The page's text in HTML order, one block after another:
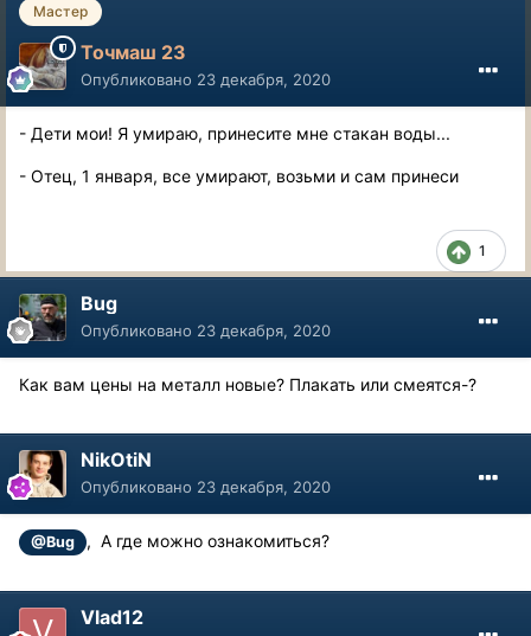
Мастер
Точмаш 23
Опубликовано 23 декабря, 2020
- Дети мои! Я умираю, принесите мне стакан воды...
- Отец, 1 января, все умирают, возьми и сам принеси
1
Bug
Опубликовано 23 декабря, 2020
Как вам цены на металл новые? Плакать или смеятся-?
NikOtiN
Опубликовано 23 декабря, 2020
@Bug , А где можно ознакомиться?
Vlad12